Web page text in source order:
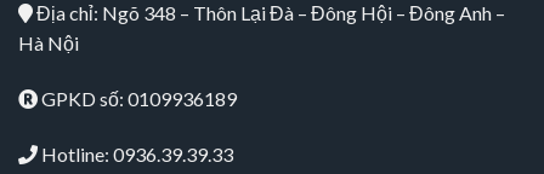
Địa chỉ: Ngõ 348 – Thôn Lại Đà – Đông Hội – Đông Anh –
Hà Nội
GPKD số: 0109936189
Hotline: 0936.39.39.33